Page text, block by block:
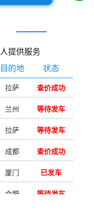
人提供服务
目的地 状态
拉萨 查价成功
兰州 等待发车
拉萨 等待发车
成都 查价成功
厦门 已发车
合肥 等待发车